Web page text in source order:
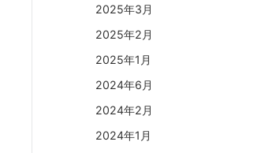
2025年3月
2025年2月
2025年1月
2024年6月
2024年2月
2024年1月